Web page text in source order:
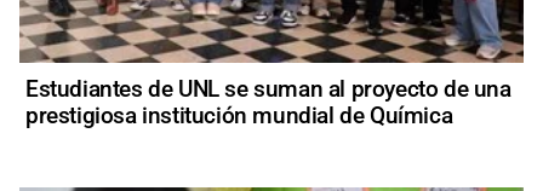
Estudiantes de UNL se suman al proyecto de una
prestigiosa institución mundial de Química